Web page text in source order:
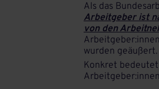
Als das
Arbeitgeber ist
von den
wurden geäußert.
Konkret